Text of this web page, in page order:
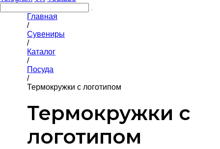
Главная
/
Сувениры
/
Каталог
/
Посуда
/
Термокружки с логотипом
Термокружки с
логотипом